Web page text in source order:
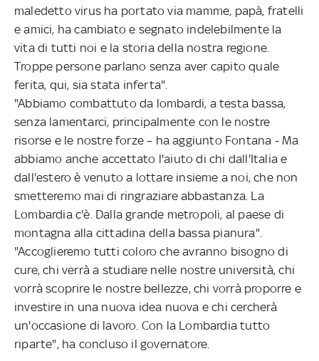
maledetto virus ha portato via mamme, papà, fratelli
e amici, ha cambiato e segnato indelebilmente la
vita di tutti noi e la storia della nostra regione.
Troppe persone parlano senza aver capito quale
ferita, qui, sia stata inferta".
"Abbiamo combattuto da lombardi, a testa bassa,
senza lamentarci, principalmente con le nostre
risorse e le nostre forze – ha aggiunto Fontana - Ma
abbiamo anche accettato l'aiuto di chi dall'Italia e
dall'estero è venuto a lottare insieme a noi, che non
smetteremo mai di ringraziare abbastanza. La
Lombardia c'è. Dalla grande metropoli, al paese di
montagna alla cittadina della bassa pianura".
"Accoglieremo tutti coloro che avranno bisogno di
cure, chi verrà a studiare nelle nostre università, chi
vorrà scoprire le nostre bellezze, chi vorrà proporre e
investire in una nuova idea nuova e chi cercherà
un'occasione di lavoro. Con la Lombardia tutto
riparte", ha concluso il governatore.